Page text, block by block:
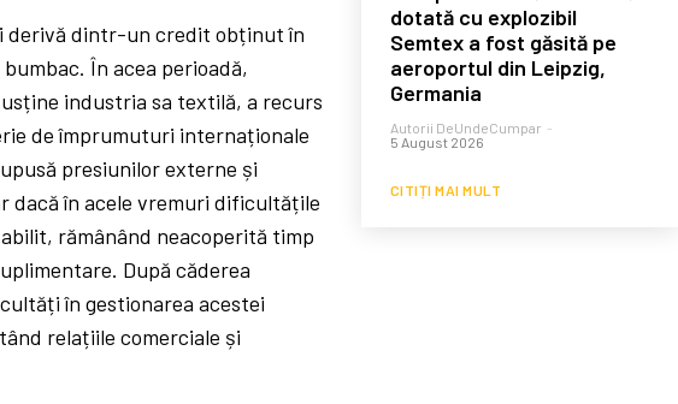
derivă dintr-un credit obținut în
În acea perioadă,
industria sa textilă, a recurs
de împrumuturi internaționale
presiunilor externe și
dacă în acele vremuri dificultățile
rămânând neacoperită timp
După căderea
în gestionarea acestei
relațiile comerciale și
dotată cu explozibil
Semtex a fost găsită pe
aeroportul din Leipzig,
Germania
Autorii DeUndeCumpar -
5 August 2026
CITIȚI MAI MULT